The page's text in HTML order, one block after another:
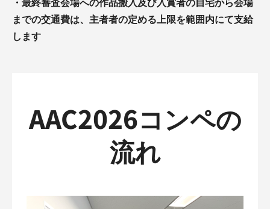
までの交通費は、主者者の定める上限を範囲内にて支給
します
AAC2026コンペの
流れ